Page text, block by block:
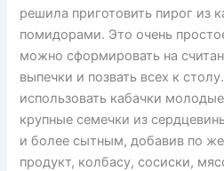
решила приготовить пирог из
помидорами. Это очень
можно сформировать на
выпечки и позвать всех к
использовать кабачки
крупные семечки из
и более сытным, добавив по
продукт, колбасу, сосиски,